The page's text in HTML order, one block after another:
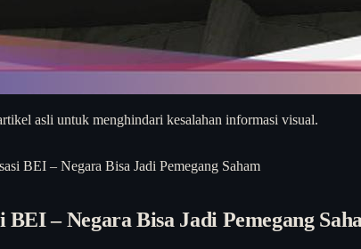
asli untuk menghindari kesalahan informasi visual.
BEI – Negara Bisa Jadi Pemegang Saham
– Negara Bisa Jadi Pemegang